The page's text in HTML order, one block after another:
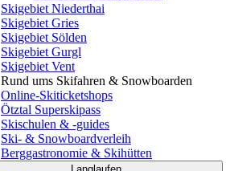
Skigebiet Niederthai
Skigebiet Gries
Skigebiet Sölden
Skigebiet Gurgl
Skigebiet Vent
Rund ums Skifahren & Snowboarden
Online-Skiticketshops
Ötztal Superskipass
Skischulen & -guides
Ski- & Snowboardverleih
Berggastronomie & Skihütten